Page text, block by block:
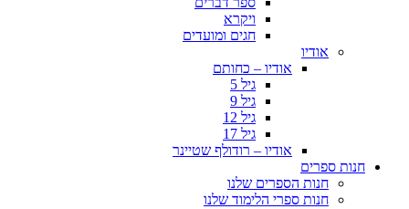
ויקרא
חגים ומועדים
אודיו
אודיו – כחותם
גיל 5
גיל 9
גיל 12
גיל 17
אודיו – רודולף שטיינר
חנות ספרים
חנות הספרים שלנו
חנות ספרי הלימוד שלנו